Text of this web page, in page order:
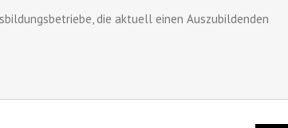
die aktuell einen Auszubildenden